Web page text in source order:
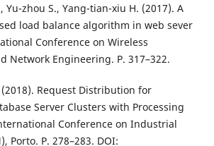
Yu-zhou S., Yang-tian-xiu H. (2017). A
load balance algorithm in web sever
Conference on Wireless
Network Engineering. P. 317–322.
Request Distribution for
Server Clusters with Processing
Conference on Industrial
Porto. P. 278–283. DOI: